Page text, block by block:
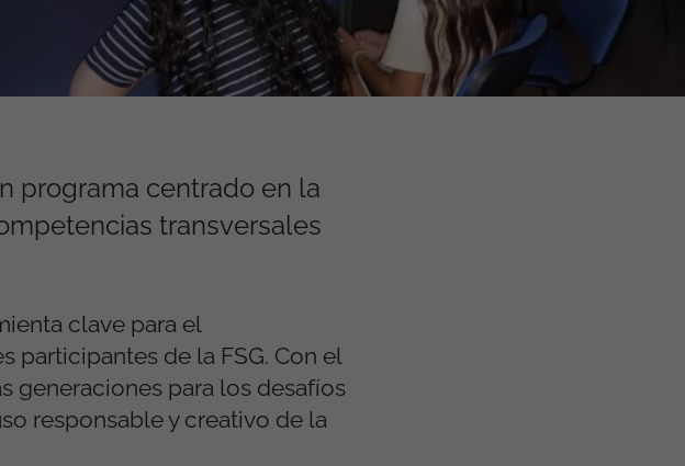
programa centrado en la
transversales
clave para el
participantes de la FSG. Con el
generaciones para los desafíos
responsable y creativo de la